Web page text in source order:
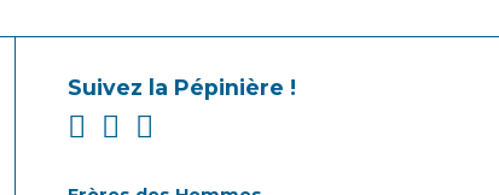
Suivez la Pépinière !